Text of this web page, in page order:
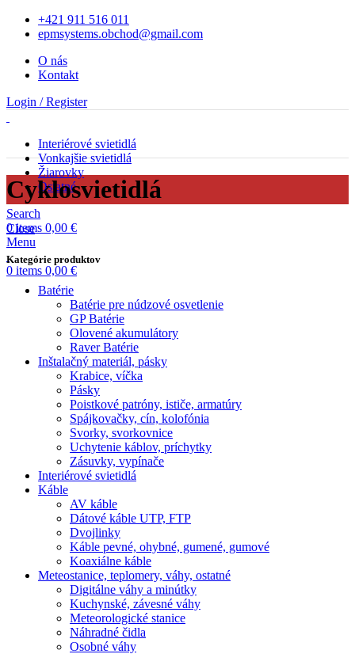
+421 911 516 011
epmsystems.obchod@gmail.com
O nás
Kontakt
Login / Register
Interiérové svietidlá
Vonkajšie svietidlá
Žiarovky
Ostatné
Search
0items 0,00 €
Menu
0 items 0,00 €
Cyklosvietidlá
Close
Kategórie produktov
Batérie
Batérie pre núdzové osvetlenie
GP Batérie
Olovené akumulátory
Raver Batérie
Inštalačný materiál, pásky
Krabice, víčka
Pásky
Poistkové patróny, ističe, armatúry
Spájkovačky, cín, kolofónia
Svorky, svorkovnice
Uchytenie káblov, príchytky
Zásuvky, vypínače
Interiérové svietidlá
Káble
AV káble
Dátové káble UTP, FTP
Dvojlinky
Káble pevné, ohybné, gumené, gumové
Koaxiálne káble
Meteostanice, teplomery, váhy, ostatné
Digitálne váhy a minútky
Kuchynské, závesné váhy
Meteorologické stanice
Náhradné čidla
Osobné váhy